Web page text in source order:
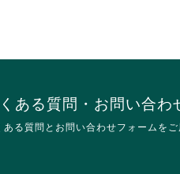
ある質問・お問い合わ
ある質問とお問い合わせフォームをご